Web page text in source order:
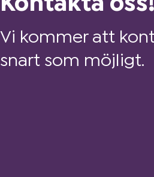
Kontakta oss!
Vi kommer att
snart som möjligt.